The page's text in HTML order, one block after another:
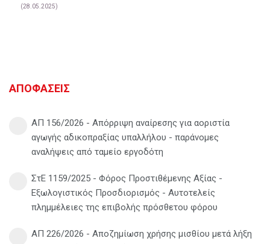
(28.05.2025)
ΑΠΟΦΑΣΕΙΣ
ΑΠ 156/2026 - Απόρριψη αναίρεσης για αοριστία
αγωγής αδικοπραξίας υπαλλήλου - παράνομες
αναλήψεις από ταμείο εργοδότη
ΣτΕ 1159/2025 - Φόρος Προστιθέμενης Αξίας -
Εξωλογιστικός Προσδιορισμός - Αυτοτελείς
πλημμέλειες της επιβολής πρόσθετου φόρου
ΑΠ 226/2026 - Αποζημίωση χρήσης μισθίου μετά λήξη